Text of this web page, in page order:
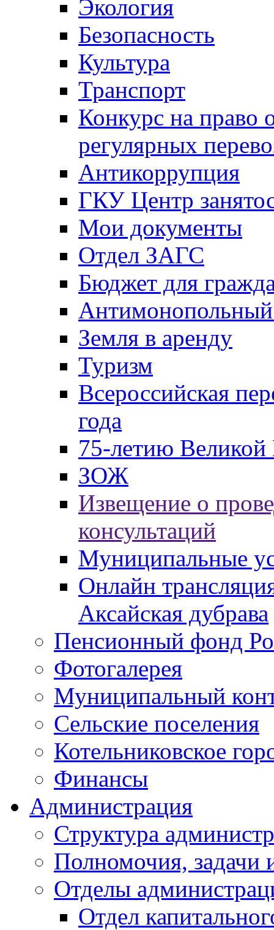
Экология
Безопасность
Культура
Транспорт
Конкурс на право
регулярных
Антикоррупция
ГКУ Центр
Мои документы
Отдел ЗАГС
Бюджет для
Антимонопольный
Земля в аренду
Туризм
Всероссийская
года
75-летию
ЗОЖ
Извещение о
консультаций
Муниципальные
Онлайн
Аксайская дубрава
Пенсионный фонд
Фотогалерея
Муниципальный
Сельские поселения
Котельниковское
Финансы
Администрация
Структура
Полномочия, задачи
Отделы
Отдел